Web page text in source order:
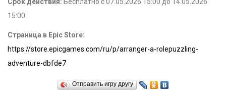
Срок действия: Бесплатно с 07.05.2026 15:00 до 14.05.2026
15:00
Страница в Epic Store:
https://store.epicgames.com/ru/p/arranger-a-rolepuzzling-
adventure-dbfde7
Отправить игру другу